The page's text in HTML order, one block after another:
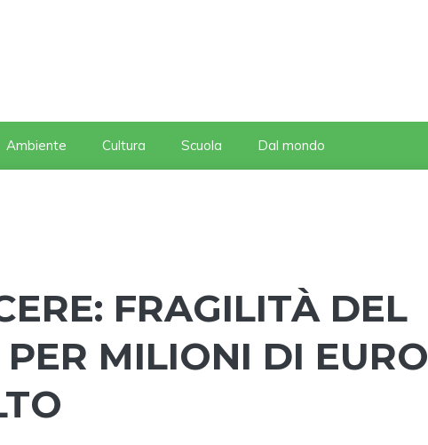
Ambiente Cultura Scuola Dal mondo
FRAGILITÀ DEL
MILIONI DI EURO